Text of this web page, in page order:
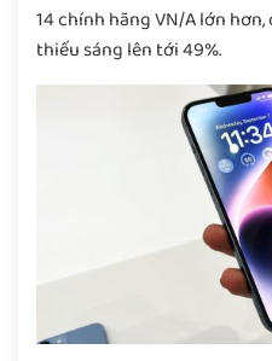
14 chính hãng VN/A lớn
thiếu sáng lên tới 49%.